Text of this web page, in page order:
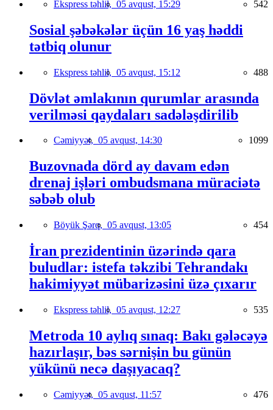
Ekspress təhlil, 05 avqust, 15:29 542
Sosial şəbəkələr üçün 16 yaş həddi
tətbiq olunur
Ekspress təhlil, 05 avqust, 15:12 488
Dövlət əmlakının qurumlar arasında
verilməsi qaydaları sadələşdirilib
Cəmiyyət, 05 avqust, 14:30 1099
Buzovnada dörd ay davam edən
drenaj işləri ombudsmana müraciətə
səbəb olub
Böyük Şərq, 05 avqust, 13:05 454
İran prezidentinin üzərində qara
buludlar: istefa təkzibi Tehrandakı
hakimiyyət mübarizəsini üzə çıxarır
Ekspress təhlil, 05 avqust, 12:27 535
Metroda 10 aylıq sınaq: Bakı gələcəyə
hazırlaşır, bəs sərnişin bu günün
yükünü necə daşıyacaq?
Cəmiyyət, 05 avqust, 11:57 476